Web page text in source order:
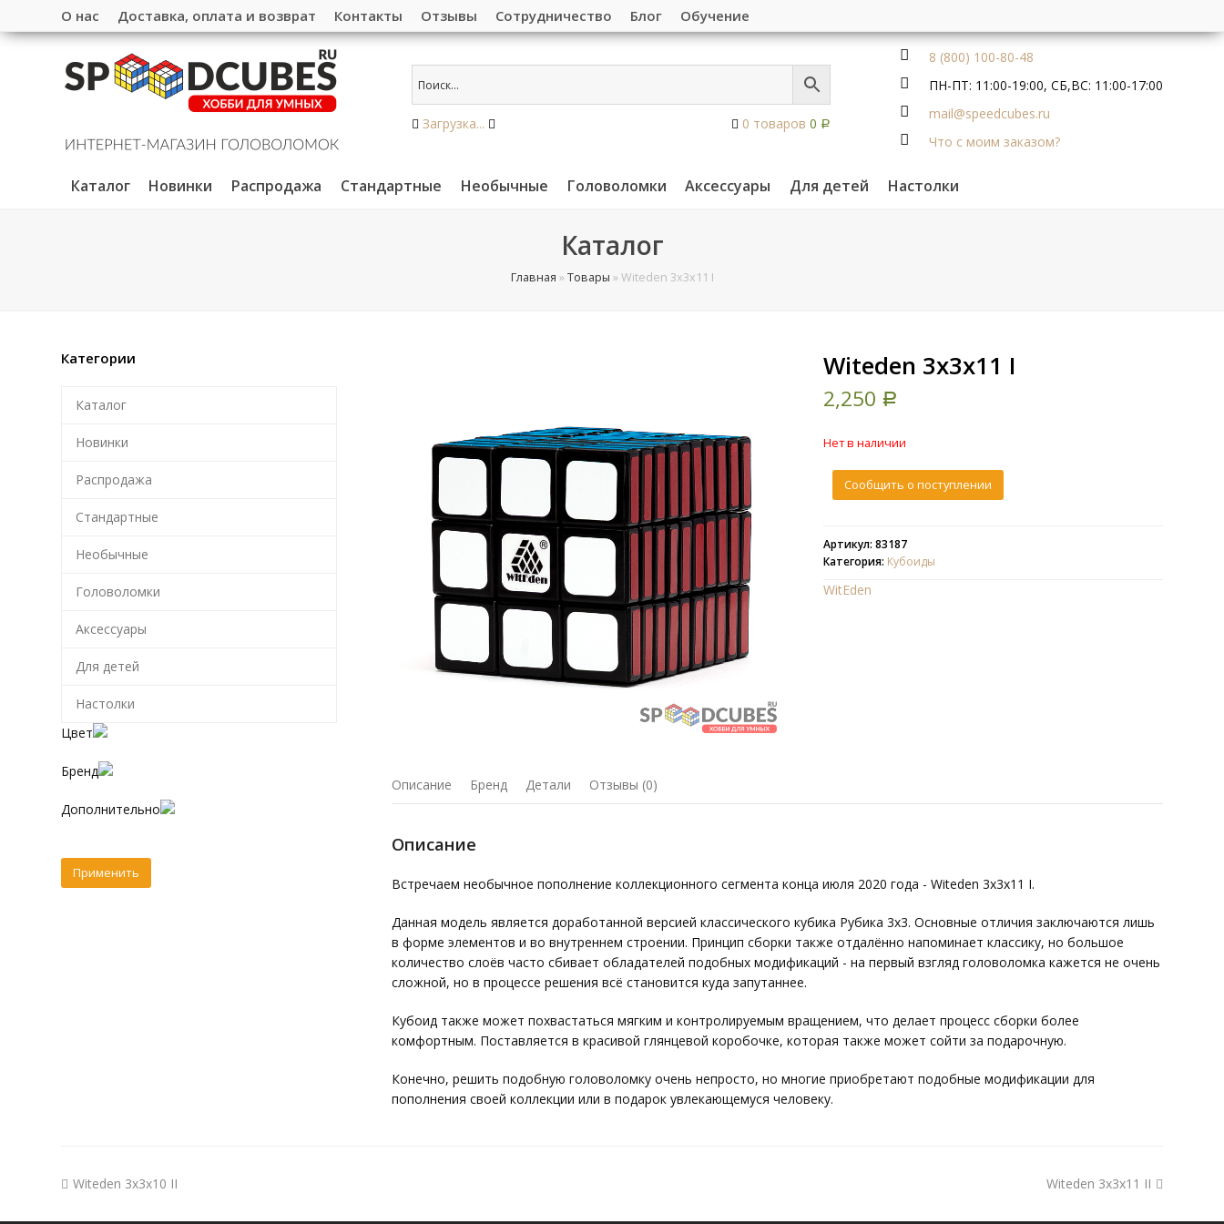
О нас Доставка, оплата и возврат Контакты Отзывы Сотрудничество Блог Обучение
Загрузка... 0 товаров 0 Р
8 (800) 100-80-48
ПН-ПТ: 11:00-19:00, СБ,ВС: 11:00-17:00
mail@speedcubes.ru
Что с моим заказом?
Каталог Новинки Распродажа Стандартные Необычные Головоломки Аксессуары Для детей Настолки
Каталог
Главная » Товары » Witeden 3x3x11 I
Witeden 3x3x11 I
2,250 Р
Нет в наличии
Сообщить о поступлении
Артикул: 83187
Категория: Кубоиды
WitEden
Описание Бренд Детали Отзывы (0)
Описание
Встречаем необычное пополнение коллекционного сегмента конца июля 2020 года - Witeden 3x3x11 I.
Данная модель является доработанной версией классического кубика Рубика 3х3. Основные отличия заключаются лишь
в форме элементов и во внутреннем строении. Принцип сборки также отдалённо напоминает классику, но большое
количество слоёв часто сбивает обладателей подобных модификаций - на первый взгляд головоломка кажется не очень
сложной, но в процессе решения всё становится куда запутаннее.
Кубоид также может похвастаться мягким и контролируемым вращением, что делает процесс сборки более
комфортным. Поставляется в красивой глянцевой коробочке, которая также может сойти за подарочную.
Конечно, решить подобную головоломку очень непросто, но многие приобретают подобные модификации для
пополнения своей коллекции или в подарок увлекающемуся человеку.
Категории
Каталог
Новинки
Распродажа
Стандартные
Необычные
Головоломки
Аксессуары
Для детей
Настолки
Цвет
Бренд
Дополнительно
Witeden 3x3x10 II Witeden 3x3x11 II